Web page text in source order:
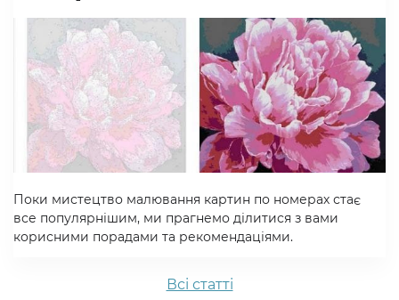
Поки мистецтво малювання картин по номерах стає
все популярнішим, ми прагнемо ділитися з вами
корисними порадами та рекомендаціями.
Всi статтi